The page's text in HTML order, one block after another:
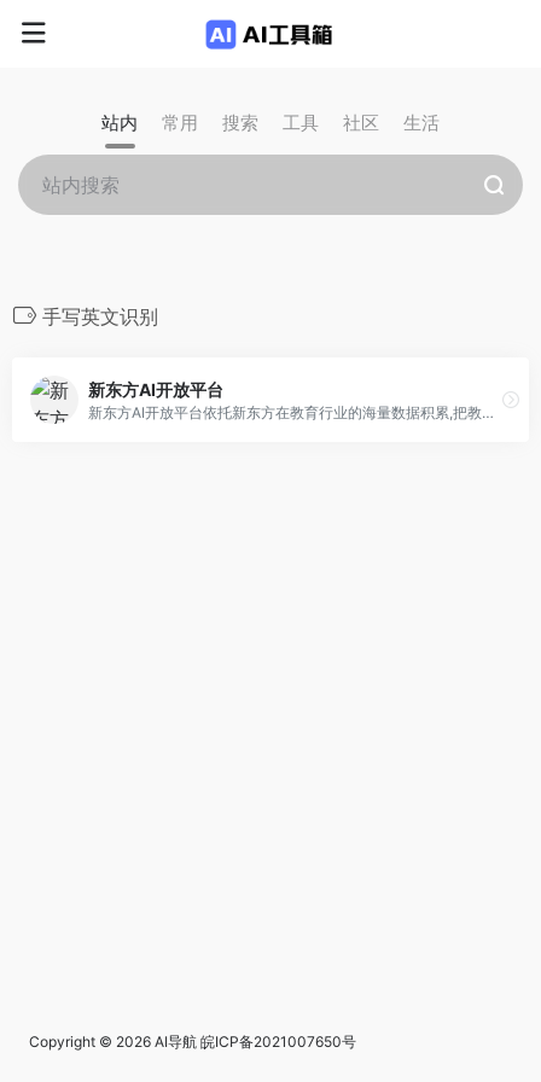
站内 常用 搜索 工具 社区 生活
手写英文识别
新东方AI开放平台
新东方AI开放平台依托新东方在教育行业的海量数据积累,把教育数据优势转化成教育行业的人工智能算法优势,为中国教育提供行业领先的OCR文字识别,语音智能,视觉智能,人脸关键点检测,人体姿态手势检测,NLP自然语言理解,英语口语评测打分等人工智能算法服务和智慧教育解决方案,助力教育智能化发展. 在智慧教室,双师AI课,AI督课,AI课程视频导演,智能批改,英语口语练习等方面形成了独特的创新解决方案,并公开了大量的智慧教育发明专利,积极引领教育行业的技术创新。新东方人工智能开放平台助力中国教育行业发展普惠,廉价,智能的,自适应的,智能教学工具和教学算法服务,积极应用人工智能技术创造社会价值,为中国的智慧教育和教育+AI产业做出应有贡献. 在图片识别,图片扫描识别,OCR证件识别,试卷手写笔迹擦除,试卷识别,试卷录入,人机会话,中英文翻译,小学口算批改,拼音检测识别,公式检测识别,英文拼写检查,人脸关键点检测,人脸表情识别,英文作文批改打分,语音合成,儿童英语口语测评打分,单词发音测评打分，托福口语测评打分,人脸考勤打卡机,AI数据标注系统,AI模型工厂,AI Devops运维发布体系,算法服务器弹性扩容与监控等各个方面为行业做出了重要贡献.
Copyright © 2026 AI导航 皖ICP备2021007650号